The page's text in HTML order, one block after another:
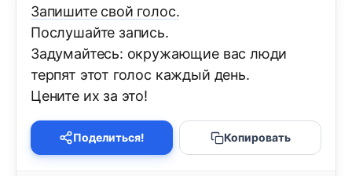
Запишите свой голос.
Послушайте запись.
Задумайтесь: окружающие вас люди
терпят этот голос каждый день.
Цените их за это!
Поделиться! Копировать